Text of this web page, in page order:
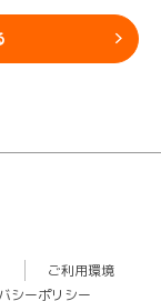
ご利用環境
シーポリシー